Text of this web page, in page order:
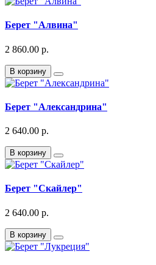
Берет "Алвина"
2 860.00 р.
В корзину
Берет "Александрина"
2 640.00 р.
В корзину
Берет "Скайлер"
2 640.00 р.
В корзину